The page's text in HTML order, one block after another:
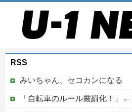
RSS
みいちゃん、セコカンになる
「自転車のルール厳罰化！」← 正直なんの意味